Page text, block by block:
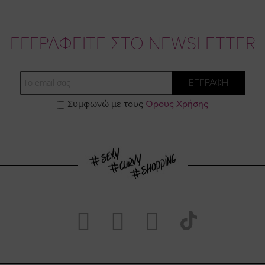
ΕΓΓΡΑΦΕΙΤΕ ΣΤΟ NEWSLETTER
ΕΓΓΡΑΦΗ
Συμφωνώ με τους Όρους Χρήσης
Visit Visit Visit